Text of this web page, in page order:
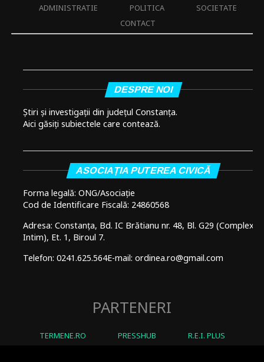
ADMINISTRATIE
POLITICA
SOCIETATE
CONTACT
DESPRE NOI
Știri și investigații din județul Constanța.
Aici găsiți subiectele care contează.
ASOCIAȚIA PUTEREA CIVICĂ
Forma legală: ONG/Asociație
Cod de Identificare Fiscală: 24860568
Adresa: Constanța, Bd. IC Brătianu nr. 48, Bl. G29 (Complex
Intim), Et. 1, Biroul 7.
Telefon: 0241.625.564E-mail: ordinea.ro@gmail.com
PARTENERI
TERMENE.RO PRESSHUB R.E.I. PLUS